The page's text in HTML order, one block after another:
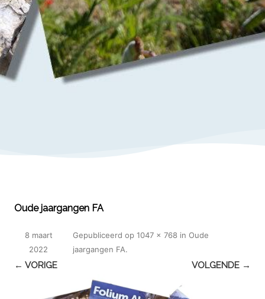
Oude jaargangen FA
Gepubliceerd
8 maart
2022
op 1047 × 768 in Oude
jaargangen FA.
← VORIGE VOLGENDE →